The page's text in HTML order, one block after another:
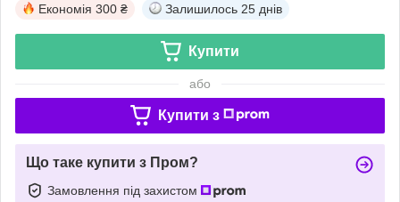
Економія 300 ₴ Залишилось 25 днів
Купити
або
Купити з
Що таке купити з Пром?
Замовлення під захистом